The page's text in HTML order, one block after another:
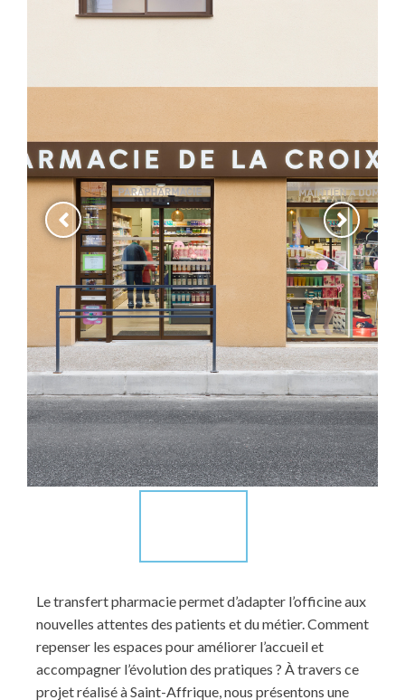
Le transfert pharmacie permet d’adapter l’officine aux
nouvelles attentes des patients et du métier. Comment
repenser les espaces pour améliorer l’accueil et
accompagner l’évolution des pratiques ? À travers ce
projet réalisé à Saint-Affrique, nous présentons une